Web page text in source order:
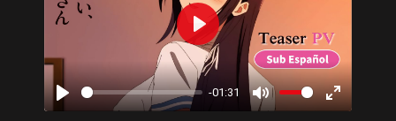
Play
-01:31
Mute
Enter
Play